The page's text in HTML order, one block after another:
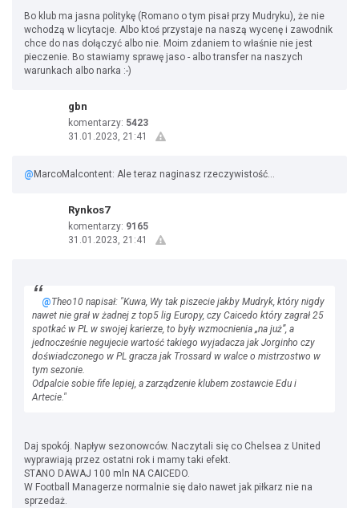
Bo klub ma jasna politykę (Romano o tym pisał przy Mudryku), że nie
wchodzą w licytacje. Albo ktoś przystaje na naszą wycenę i zawodnik
chce do nas dołączyć albo nie. Moim zdaniem to właśnie nie jest
pieczenie. Bo stawiamy sprawę jaso - albo transfer na naszych
warunkach albo narka :-)
gbn
komentarzy: 5423
31.01.2023, 21:41
@ MarcoMalcontent: Ale teraz naginasz rzeczywistość...
Rynkos7
komentarzy: 9165
31.01.2023, 21:41
@Theo10 napisał: "Kuwa, Wy tak piszecie jakby Mudryk, który nigdy
nawet nie grał w żadnej z top5 lig Europy, czy Caicedo który zagrał 25
spotkać w PL w swojej karierze, to były wzmocnienia „na już”, a
jednocześnie negujecie wartość takiego wyjadacza jak Jorginho czy
doświadczonego w PL gracza jak Trossard w walce o mistrzostwo w
tym sezonie.
Odpalcie sobie fife lepiej, a zarządzenie klubem zostawcie Edu i
Artecie."
Daj spokój. Napływ sezonowców. Naczytali się co Chelsea z United
wyprawiają przez ostatni rok i mamy taki efekt.
STANO DAWAJ 100 mln NA CAICEDO.
W Football Managerze normalnie się dało nawet jak piłkarz nie na
sprzedaż.